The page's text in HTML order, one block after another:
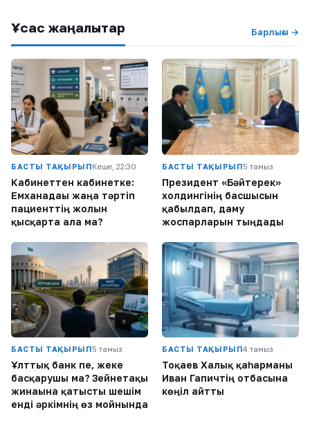
Ұқсас жаңалықтар Барлығы →
БАСТЫ ТАҚЫРЫПКеше, 22:30
Кабинеттен кабинетке:
Емханадағы жаңа тәртіп
пациенттің жолын
қысқарта ала ма?
БАСТЫ ТАҚЫРЫП5 тамыз
Президент «Бәйтерек»
холдингінің басшысын
қабылдап, даму
жоспарларын тыңдады
БАСТЫ ТАҚЫРЫП5 тамыз
Ұлттық банк пе, жеке
басқарушы ма? Зейнетақы
жинағына қатысты шешім
енді әркімнің өз мойнында
БАСТЫ ТАҚЫРЫП4 тамыз
Тоқаев Халық қаһарманы
Иван Гапичтің отбасына
көңіл айтты